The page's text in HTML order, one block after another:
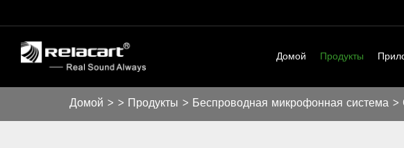
Домой Продукты
Домой > > Продукты > Беспроводная микрофонная система >